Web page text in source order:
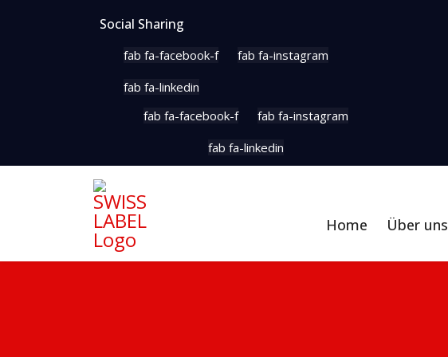
Social Sharing
fab fa-facebook-f
fab fa-instagram
fab fa-linkedin
fab fa-facebook-f
fab fa-instagram
fab fa-linkedin
Home Über uns